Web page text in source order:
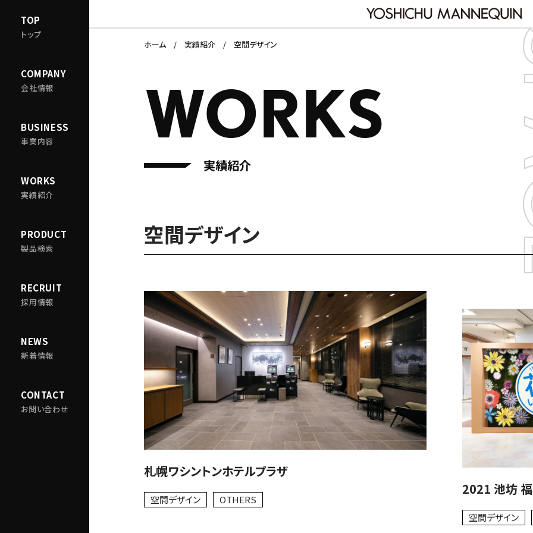
TOP
トップ
COMPANY
会社情報
BUSINESS
事業内容
WORKS
実績紹介
PRODUCT
製品検索
RECRUIT
採用情報
NEWS
新着情報
CONTACT
お問い合わせ
ホーム 実績紹介 空間デザイン
WORKS
実績紹介
空間デザイン
札幌ワシントンホテルプラザ
空間デザイン OTHERS
2021 池坊
空間デザイン